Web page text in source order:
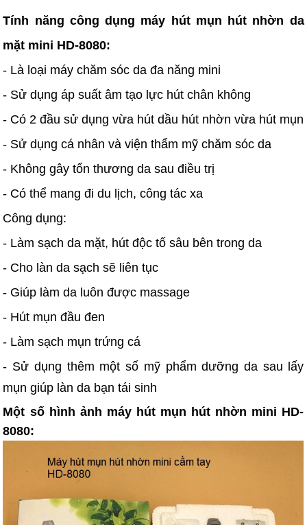
Tính năng công dụng máy hút mụn hút nhờn da
mặt mini HD-8080:
- Là loại máy chăm sóc da đa năng mini
- Sử dụng áp suất âm tạo lực hút chân không
- Có 2 đầu sử dụng vừa hút dầu hút nhờn vừa hút mụn
- Sử dụng cá nhân và viện thẩm mỹ chăm sóc da
- Không gây tổn thương da sau điều trị
- Có thể mang đi du lịch, công tác xa
Công dụng:
- Làm sạch da mặt, hút độc tố sâu bên trong da
- Cho làn da sạch sẽ liên tục
- Giúp làm da luôn được massage
- Hút mụn đầu đen
- Làm sạch mụn trứng cá
- Sử dụng thêm một số mỹ phẩm dưỡng da sau lấy
mụn giúp làn da bạn tái sinh
Một số hình ảnh máy hút mụn hút nhờn mini HD-
8080: